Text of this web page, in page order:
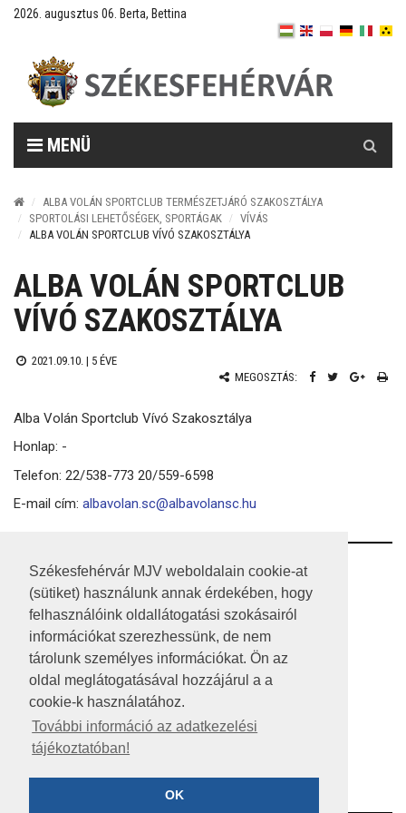
Székesfehérvár MJV weboldalain cookie-at
(sütiket) használunk annak érdekében, hogy
felhasználóink oldallátogatási szokásairól
információkat szerezhessünk, de nem
tárolunk személyes információkat. Ön az
oldal meglátogatásával hozzájárul a a
cookie-k használatához.
További információ az adatkezelési
tájékoztatóban!
OK
2026. augusztus 06. Berta, Bettina
MENÜ
ALBA VOLÁN SPORTCLUB TERMÉSZETJÁRÓ SZAKOSZTÁLYA
SPORTOLÁSI LEHETŐSÉGEK, SPORTÁGAK
VÍVÁS
ALBA VOLÁN SPORTCLUB VÍVÓ SZAKOSZTÁLYA
ALBA VOLÁN SPORTCLUB
VÍVÓ SZAKOSZTÁLYA
2021.09.10. | 5 ÉVE
MEGOSZTÁS:
Alba Volán Sportclub Vívó Szakosztálya
Honlap: -
Telefon: 22/538-773 20/559-6598
E-mail cím: albavolan.sc@albavolansc.hu
RSS
A HONLAP 2017.03.31-I ÁLLAPOTA
JOGI NYILATKOZAT
IMPRESSZUM
KÖZÉRDEKŰ ADATOK